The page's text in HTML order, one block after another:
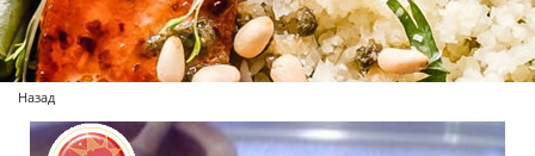
Назад